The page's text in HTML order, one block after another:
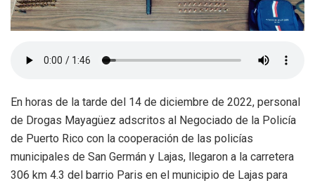
En horas de la tarde del 14 de diciembre de 2022, personal
de Drogas Mayagüez adscritos al Negociado de la Policía
de Puerto Rico con la cooperación de las policías
municipales de San Germán y Lajas, llegaron a la carretera
306 km 4.3 del barrio Paris en el municipio de Lajas para